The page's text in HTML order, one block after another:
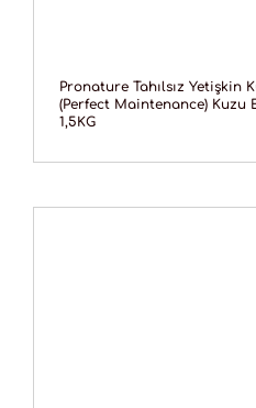
Pronature Tahılsız Yetişkin
(Perfect Maintenance) Kuzu
1,5KG